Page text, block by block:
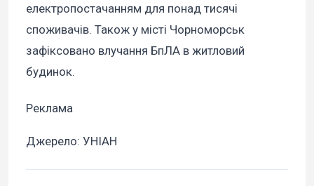
електропостачанням для понад тисячі
споживачів. Також у місті Чорноморськ
зафіксовано влучання БпЛА в житловий
будинок.
Реклама
Джерело: УНІАН